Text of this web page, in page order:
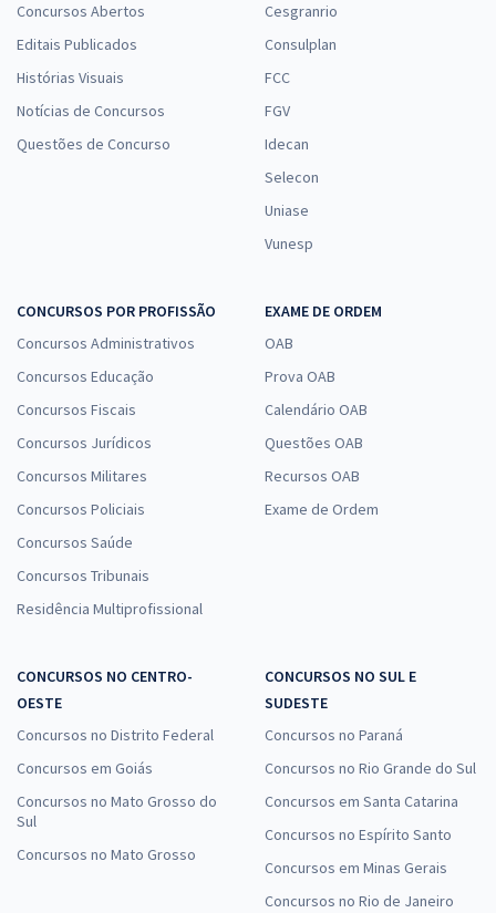
Concursos Abertos
Editais Publicados
Histórias Visuais
Notícias de Concursos
Questões de Concurso
Cesgranrio
Consulplan
FCC
FGV
Idecan
Selecon
Uniase
Vunesp
CONCURSOS POR PROFISSÃO
Concursos Administrativos
Concursos Educação
Concursos Fiscais
Concursos Jurídicos
Concursos Militares
Concursos Policiais
Concursos Saúde
Concursos Tribunais
Residência Multiprofissional
EXAME DE ORDEM
OAB
Prova OAB
Calendário OAB
Questões OAB
Recursos OAB
Exame de Ordem
CONCURSOS NO CENTRO-
OESTE
Concursos no Distrito Federal
Concursos em Goiás
Concursos no Mato Grosso do
Sul
Concursos no Mato Grosso
CONCURSOS NO SUL E
SUDESTE
Concursos no Paraná
Concursos no Rio Grande do Sul
Concursos em Santa Catarina
Concursos no Espírito Santo
Concursos em Minas Gerais
Concursos no Rio de Janeiro